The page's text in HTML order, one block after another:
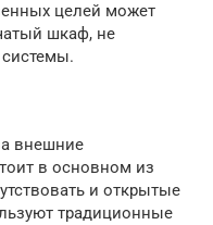
целей может
шкаф, не
внешние
в основном из
и открытые
традиционные